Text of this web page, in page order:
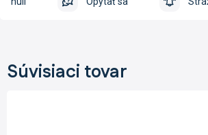
Súvisiaci tovar